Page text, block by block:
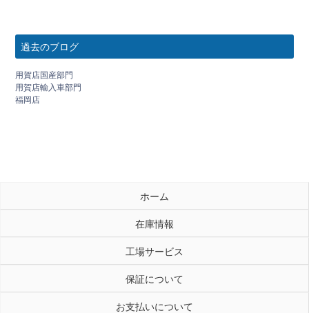
過去のブログ
用賀店国産部門
用賀店輸入車部門
福岡店
ホーム
在庫情報
工場サービス
保証について
お支払いについて